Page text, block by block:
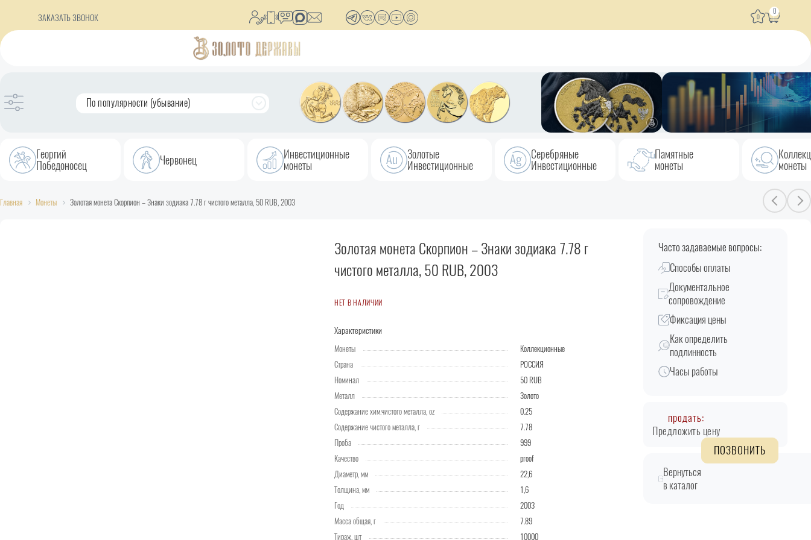
ЗАКАЗАТЬ ЗВОНОК 0
0
По популярности (убывание)
Георгий
Победоносец Червонец Инвестиционные
монеты
Золотые
Инвестиционные
Серебряные
Инвестиционные
Памятные
монеты монеты
Главная Монеты Золотая монета Скорпион – Знаки зодиака 7.78 г чистого металла, 50 RUB, 2003
Золотая монета Скорпион – Знаки зодиака 7.78 г
чистого металла, 50 RUB, 2003
НЕТ В НАЛИЧИИ
Характеристики
Монеты
Коллекционные
Страна
РОССИЯ
Номинал
50 RUB
Металл
Золото
Содержание хим.чистого металла, oz
0.25
Содержание чистого металла, г
7.78
Проба
999
Качество
proof
Диаметр, мм
22,6
Толщина, мм
1,6
Год
2003
Масса общая, г
7.89
Тираж, шт
10000
Часто задаваемые вопросы:
Способы оплаты
Документальное
сопровождение
Фиксация цены
Как определить
подлинность
Часы работы
продать:
Предложить цену
ПОЗВОНИТЬ
Вернуться
в каталог